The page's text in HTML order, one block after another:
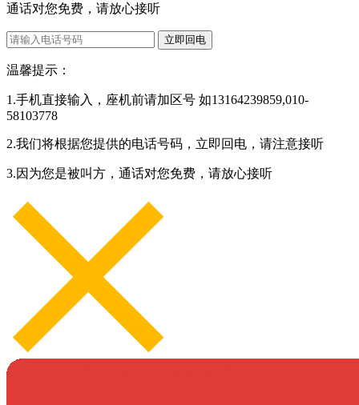
通话对您免费，请放心接听
立即回电
温馨提示：
1.手机直接输入，座机前请加区号 如13164239859,010-
58103778
2.我们将根据您提供的电话号码，立即回电，请注意接听
3.因为您是被叫方，通话对您免费，请放心接听